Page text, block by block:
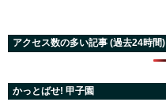
アクセス数の多い記事 (過去24時間)
かっとばせ! 甲子園